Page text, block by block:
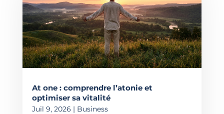
At one : comprendre l’atonie et
optimiser sa vitalité
Juil 9, 2026 | Business